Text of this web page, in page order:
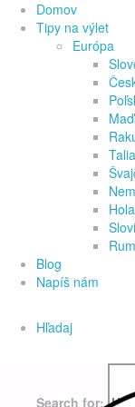
Domov
Tipy na výlet
Európa
Blog
Napíš nám
Hľadaj
Search for: